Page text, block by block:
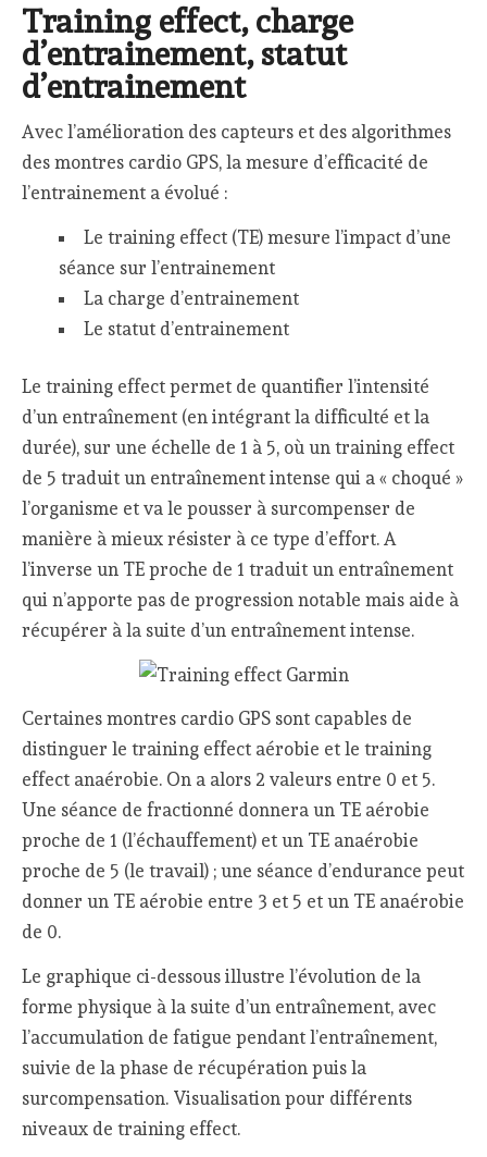
Training effect, charge
d’entrainement, statut
d’entrainement
Avec l’amélioration des capteurs et des algorithmes
des montres cardio GPS, la mesure d’efficacité de
l’entrainement a évolué :
Le training effect (TE) mesure l’impact d’une
séance sur l’entrainement
La charge d’entrainement
Le statut d’entrainement
Le training effect permet de quantifier l’intensité
d’un entraînement (en intégrant la difficulté et la
durée), sur une échelle de 1 à 5, où un training effect
de 5 traduit un entraînement intense qui a « choqué »
l’organisme et va le pousser à surcompenser de
manière à mieux résister à ce type d’effort. A
l’inverse un TE proche de 1 traduit un entraînement
qui n’apporte pas de progression notable mais aide à
récupérer à la suite d’un entraînement intense.
Certaines montres cardio GPS sont capables de
distinguer le training effect aérobie et le training
effect anaérobie. On a alors 2 valeurs entre 0 et 5.
Une séance de fractionné donnera un TE aérobie
proche de 1 (l’échauffement) et un TE anaérobie
proche de 5 (le travail) ; une séance d’endurance peut
donner un TE aérobie entre 3 et 5 et un TE anaérobie
de 0.
Le graphique ci-dessous illustre l’évolution de la
forme physique à la suite d’un entraînement, avec
l’accumulation de fatigue pendant l’entraînement,
suivie de la phase de récupération puis la
surcompensation. Visualisation pour différents
niveaux de training effect.